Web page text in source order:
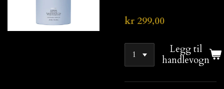
kr 299,00
Legg til
handlevogn